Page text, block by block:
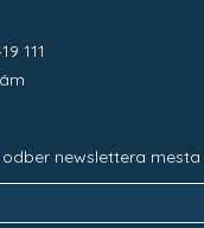
111
newslettera mesta